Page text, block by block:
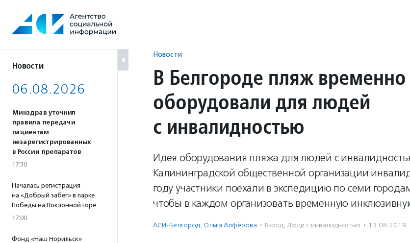
содержанию
Новости
06.08.2026
Минздрав уточнил
правила передачи
пациентам
незарегистрированных
в России препаратов
17:30
Началась регистрация
на «Добрый забег» в парке
Победы на Поклонной горе
17:00
Фонд «Наш Норильск»
Новости
В Белгороде пляж временно
оборудовали для людей
с инвалидностью
Идея оборудования пляжа для людей с
Калининградской общественной организации
году участники поехали в экспедицию по семи
чтобы в каждом организовать временную
АСИ-Белгород, Ольга Алфёрова · Город, Люди с инвалидностью · 13.08.2019